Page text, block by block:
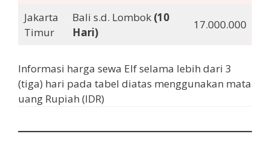
Jakarta
Timur
Bali s.d. Lombok (10
Hari)
17.000.000
Informasi harga sewa Elf selama lebih dari 3
(tiga) hari pada tabel diatas menggunakan mata
uang Rupiah (IDR)